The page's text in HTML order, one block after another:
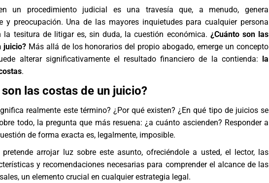
un procedimiento judicial es una travesía que, a menudo, genera
y preocupación. Una de las mayores inquietudes para cualquier persona
la tesitura de litigar es, sin duda, la cuestión económica. ¿Cuánto son las
juicio?Más allá de los honorarios del propio abogado, emerge un concepto
alterar significativamente el resultado financiero de la contienda: la
.
las costas de un juicio?
realmente este término? ¿Por qué existen? ¿En qué tipo de juicios se
todo, la pregunta que más resuena: ¿a cuánto ascienden? Responder a
de forma exacta es, legalmente, imposible.
pretende arrojar luz sobre este asunto, ofreciéndole a usted, el lector, las
y recomendaciones necesarias para comprender el alcance de las
un elemento crucial en cualquier estrategia legal.